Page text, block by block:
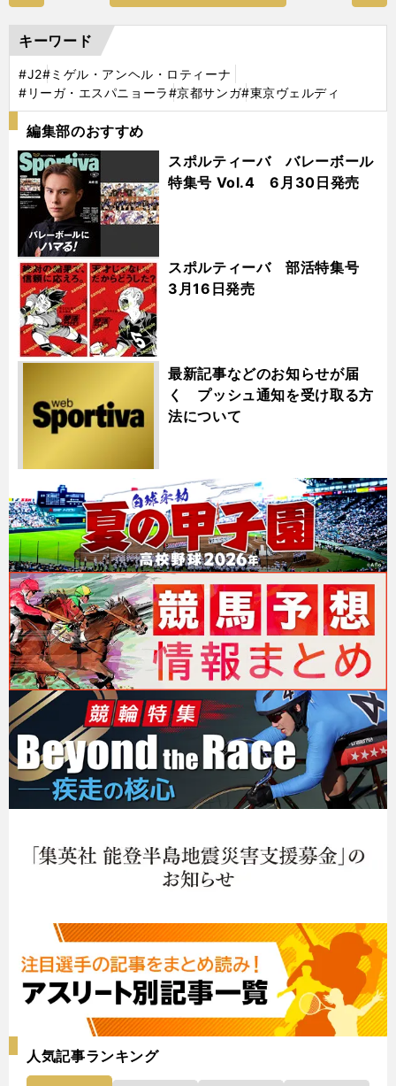
キーワード
#J2#ミゲル・アンヘル・ロティーナ
#リーガ・エスパニョーラ#京都サンガ#東京ヴェルディ
編集部のおすすめ
スポルティーバ バレーボール
特集号 Vol.4 6月30日発売
スポルティーバ 部活特集号
3月16日発売
最新記事などのお知らせが届
く プッシュ通知を受け取る方
法について
人気記事ランキング